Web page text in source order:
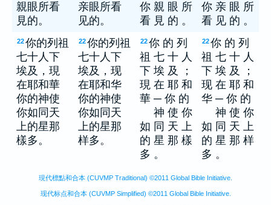
親眼所看
見的。
亲眼所看
见的。
你 親 眼 所
看 見 的 。
你 亲 眼 所
看 见 的 。
22你的列祖
七十人下
埃及，現
在耶和華
你的神使
你如同天
上的星那
樣多。
22你的列祖
七十人下
埃及，现
在耶和华
你的神使
你如同天
上的星那
样多。
22你 的 列
祖 七 十 人
下 埃 及 ；
現 在 耶 和
華 ─ 你 的
神 使 你
如 同 天 上
的 星 那 樣
多 。
22你 的 列
祖 七 十 人
下 埃 及 ；
现 在 耶 和
华 ─ 你 的
神 使 你
如 同 天 上
的 星 那 样
多 。
現代標點和合本 (CUVMP Traditional) ©2011 Global Bible Initiative.
现代标点和合本 (CUVMP Simplified) ©2011 Global Bible Initiative.